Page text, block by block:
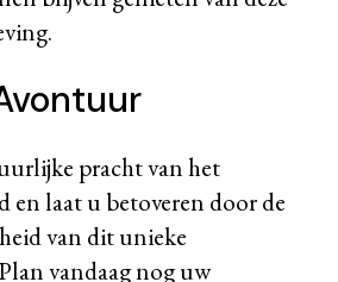
pracht van het
en laat u betoveren door de
van dit unieke
vandaag nog uw